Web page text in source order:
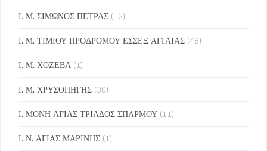
Ι. Μ. ΣΙΜΩΝΟΣ ΠΕΤΡΑΣ (12)
Ι. Μ. ΤΙΜΙΟΥ ΠΡΟΔΡΟΜΟΥ ΕΣΣΕΞ ΑΓΓΛΙΑΣ (48)
Ι. Μ. ΧΟΖΕΒΑ (1)
Ι. Μ. ΧΡΥΣΟΠΗΓΗΣ (30)
Ι. ΜΟΝΗ ΑΓΙΑΣ ΤΡΙΑΔΟΣ ΣΠΑΡΜΟΥ (11)
Ι. Ν. ΑΓΙΑΣ ΜΑΡΙΝΗΣ (1)